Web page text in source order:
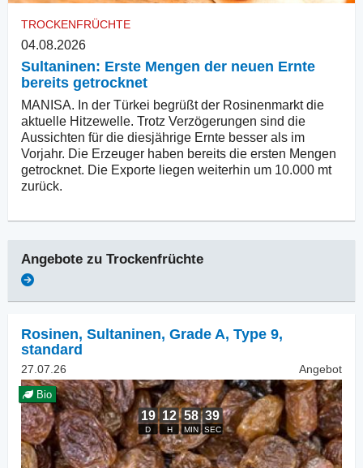
TROCKENFRÜCHTE
04.08.2026
Sultaninen: Erste Mengen der neuen Ernte
bereits getrocknet
MANISA. In der Türkei begrüßt der Rosinenmarkt die
aktuelle Hitzewelle. Trotz Verzögerungen sind die
Aussichten für die diesjährige Ernte besser als im
Vorjahr. Die Erzeuger haben bereits die ersten Mengen
getrocknet. Die Exporte liegen weiterhin um 10.000 mt
zurück.
Angebote zu Trockenfrüchte
Rosinen, Sultaninen, Grade A, Type 9,
standard
27.07.26 Angebot
Bio